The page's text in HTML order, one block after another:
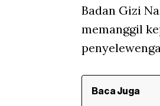
Badan Gizi
memanggil
Baca Juga